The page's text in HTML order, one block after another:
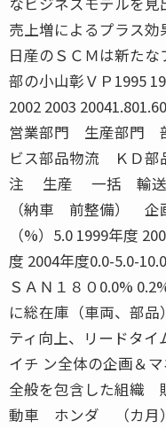
売上増によるプラス
日産のＳＣＭは新た
部の小山彰ＶＰ1995
2002 2003
営業部門 生産部門
ビス部品物流 ＫＤ
注 生産 一括 輸
（納車 前整備） 企
（%）5.0 1999年度
度 2004年度0.0-5.0-
ＳＡＮ１８０0.0%
に総在庫（車両、部
ティ向上、リードタ
イチ ン全体の企画＆
全般を包含した組織
動車 ホンダ （カ月